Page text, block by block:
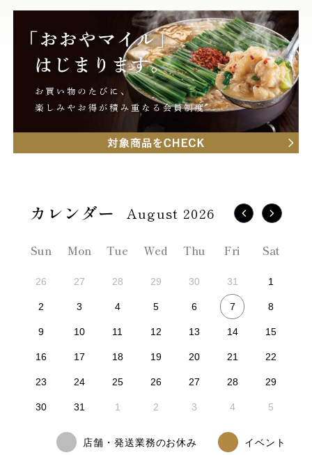
August 2026
Sun Mon Tue Wed Thu Fri Sat
26 27 28 29 30 31 1
2 3 4 5 6 7 8
9 10 11 12 13 14 15
16 17 18 19 20 21 22
23 24 25 26 27 28 29
30 31 1 2 3 4 5
店舗・発送業務のお休み イベント